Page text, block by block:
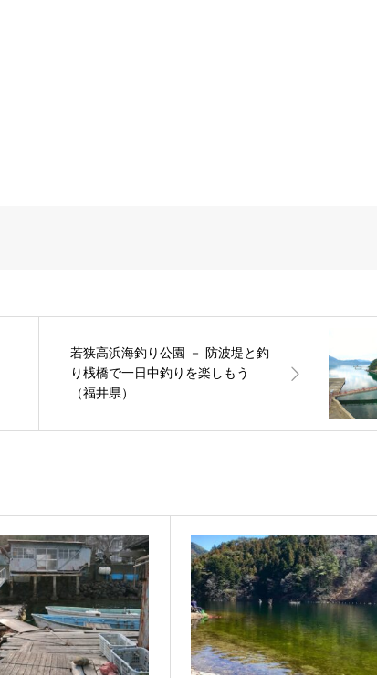
若狭高浜海釣り公園 － 防波堤と釣
り桟橋で一日中釣りを楽しもう
（福井県）